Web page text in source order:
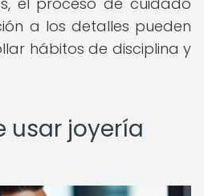
a los detalles pueden
hábitos de disciplina y
usar joyería